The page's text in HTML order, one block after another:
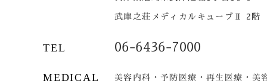
武庫之荘メディカルキューブⅡ 2階
TEL 06-6436-7000
MEDICAL 美容内科・予防医療・再生医療・美